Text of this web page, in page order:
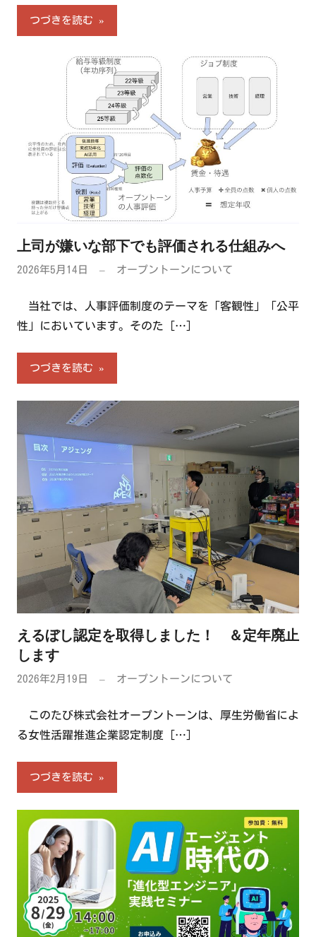
つづきを読む
上司が嫌いな部下でも評価される仕組みへ
2026年5月14日 オープントーンについて
当社では、人事評価制度のテーマを「客観性」「公平
性」においています。そのた
[…]
つづきを読む
えるぼし認定を取得しました！ ＆定年廃止
します
2026年2月19日 オープントーンについて
このたび株式会社オープントーンは、厚生労働省によ
る女性活躍推進企業認定制度
[…]
つづきを読む